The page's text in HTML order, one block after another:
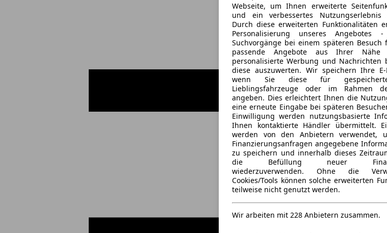
Webseite, um Ihnen erweiterte
und ein verbessertes Nutzungserlebnis
Durch diese erweiterten Funktionalitäten
Personalisierung unseres
Suchvorgänge bei einem späteren Besuch
passende Angebote aus Ihrer Nähe
personalisierte Werbung und Nachrichten
diese auszuwerten. Wir speichern Ihre E-
wenn Sie diese für gespeicherte
Lieblingsfahrzeuge oder im Rahmen
angeben. Dies erleichtert Ihnen die
eine erneute Eingabe bei späteren
Einwilligung werden nutzungsbasierte
Ihnen kontaktierte Händler übermittelt.
werden von den Anbietern verwendet,
Finanzierungsanfragen angegebene
zu speichern und innerhalb dieses
die Befüllung neuer
wiederzuverwenden. Ohne die
Cookies/Tools können solche erweiterten
teilweise nicht genutzt werden.
Wir arbeiten mit 228 Anbietern zusammen.